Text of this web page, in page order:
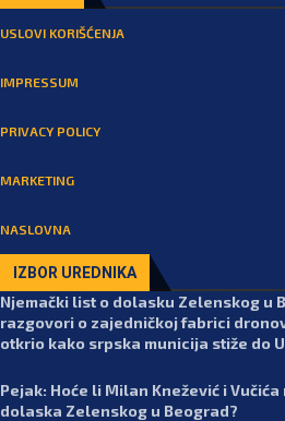
USLOVI KORIŠĆENJA
IMPRESSUM
PRIVACY POLICY
MARKETING
NASLOVNA
IZBOR UREDNIKA
Njemački list o dolasku Zelenskog u
razgovori o zajedničkoj fabrici
otkrio kako srpska municija stiže do
Pejak: Hoće li Milan Knežević i
dolaska Zelenskog u Beograd?